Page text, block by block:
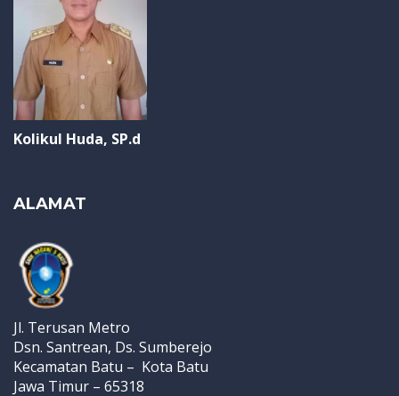
Kolikul Huda, SP.d
ALAMAT
Jl. Terusan Metro
Dsn. Santrean, Ds. Sumberejo
Kecamatan Batu – Kota Batu
Jawa Timur – 65318